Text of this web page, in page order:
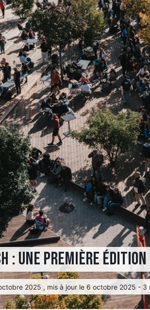
: une première
2025 , mis à jour le 6 octobre 2025 -